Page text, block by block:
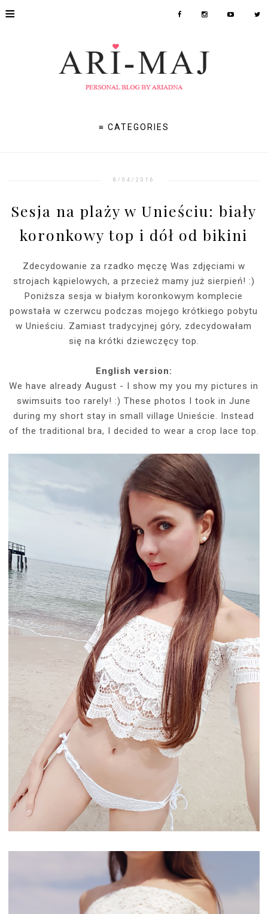
≡
≡ CATEGORIES
8/04/2016
Sesja na plaży w Unieściu: biały
koronkowy top i dół od bikini
Zdecydowanie za rzadko męczę Was zdjęciami w
strojach kąpielowych, a przecież mamy już sierpień! :)
Poniższa sesja w białym koronkowym komplecie
powstała w czerwcu podczas mojego krótkiego pobytu
w Unieściu. Zamiast tradycyjnej góry, zdecydowałam
się na krótki dziewczęcy top.
English version:
We have already August - I show my you my pictures in
swimsuits too rarely! :) These photos I took in June
during my short stay in small village Unieście. Instead
of the traditional bra, I decided to wear a crop lace top.